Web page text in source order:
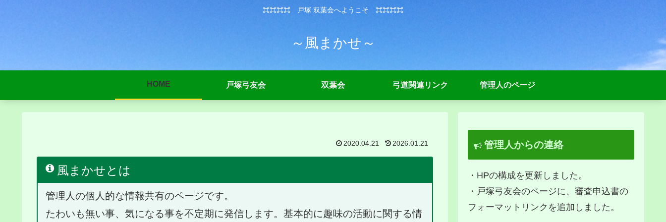
⌘⌘⌘⌘ 戸塚 双葉会へようこそ ⌘⌘⌘⌘
～風まかせ～
HOME 戸塚弓友会 双葉会 弓道関連リンク 管理人のページ
2020.04.21 2026.01.21
風まかせとは
管理人の個人的な情報共有のページです。
たわいも無い事、気になる事を不定期に発信します。基本的に趣味の活動に関する情
管理人からの連絡
・HPの構成を更新しました。
・戸塚弓友会のページに、審査申込書の
フォーマットリンクを追加しました。